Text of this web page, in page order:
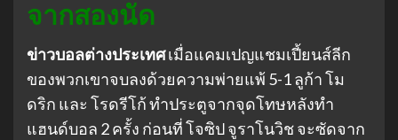
จากสองนัด
ข่าวบอลต่างประเทศเมื่อแคมเปญแชมเปี้ยนส์ลีก
ของพวกเขาจบลงด้วยความพ่ายแพ้ 5-1 ลูก้า โม
ดริก และ โรดรีโก้ ทําประตูจากจุดโทษหลังทํา
แฮนด์บอล 2 ครั้ง ก่อนที่ โจซิป จูราโนวิช จะซัดจาก